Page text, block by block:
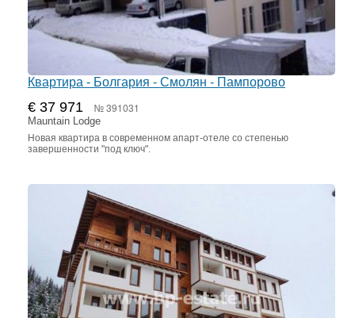
Квартира - Болгария - Смолян - Пампорово
€ 37 971 № 391031
Mauntain Lodge
Новая квартира в современном апарт-отеле со степенью
завершенности "под ключ".